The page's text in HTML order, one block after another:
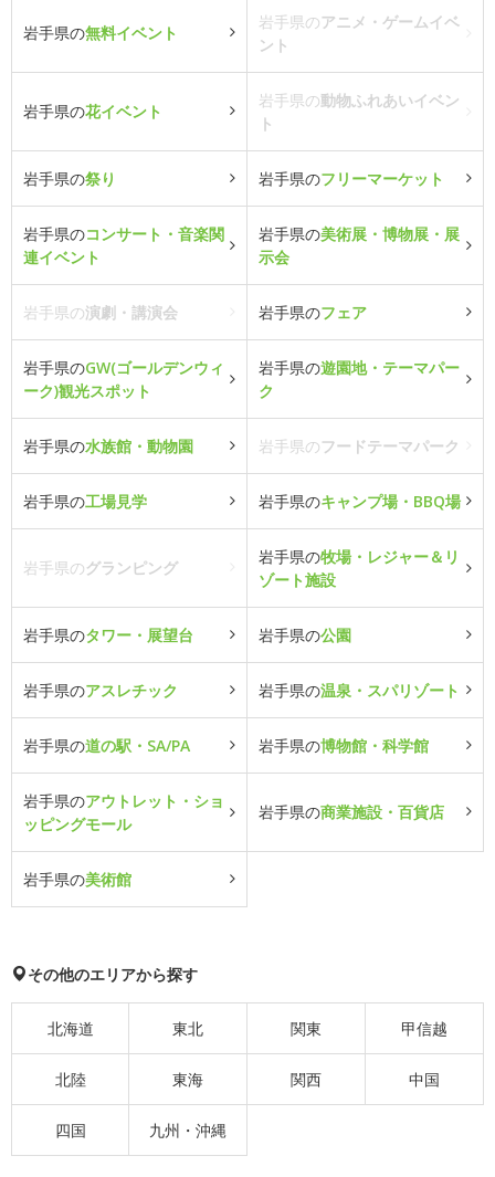
岩手県の無料イベント
岩手県のアニメ・ゲームイベ
ント
岩手県の花イベント
岩手県の動物ふれあいイベン
ト
岩手県の祭り 岩手県のフリーマーケット
岩手県のコンサート・音楽関
連イベント
岩手県の美術展・博物展・展
示会
岩手県の演劇・講演会 岩手県のフェア
岩手県のGW(ゴールデンウィ
ーク)観光スポット
岩手県の遊園地・テーマパー
ク
岩手県の水族館・動物園 岩手県のフードテーマパーク
岩手県の工場見学 岩手県のキャンプ場・BBQ場
岩手県のグランピング
岩手県の牧場・レジャー＆リ
ゾート施設
岩手県のタワー・展望台 岩手県の公園
岩手県のアスレチック 岩手県の温泉・スパリゾート
岩手県の道の駅・SA/PA 岩手県の博物館・科学館
岩手県のアウトレット・ショ
ッピングモール
岩手県の商業施設・百貨店
岩手県の美術館
その他のエリアから探す
北海道 東北 関東 甲信越
北陸 東海 関西 中国
四国 九州・沖縄